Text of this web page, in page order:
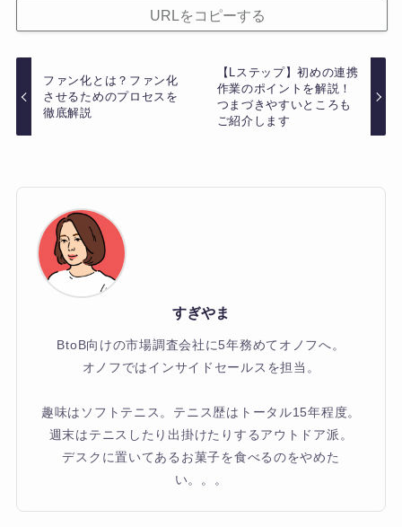
URLをコピーする
ファン化とは？ファン化
させるためのプロセスを
徹底解説
【Lステップ】初めの連携
作業のポイントを解説！
つまづきやすいところも
ご紹介します
すぎやま
BtoB向けの市場調査会社に5年務めてオノフへ。
オノフではインサイドセールスを担当。
趣味はソフトテニス。テニス歴はトータル15年程度。
週末はテニスしたり出掛けたりするアウトドア派。
デスクに置いてあるお菓子を食べるのをやめた
い。。。